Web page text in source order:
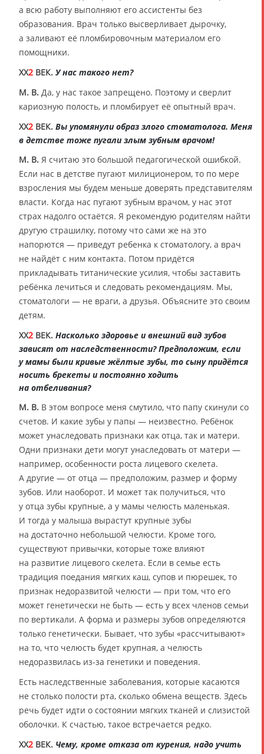
а всю работу выполняют его ассистенты без
образования. Врач только высверливает дырочку,
а заливают её пломбировочным материалом его
помощники.
XX2 ВЕК. У нас такого нет?
М. В. Да, у нас такое запрещено. Поэтому и сверлит
кариозную полость, и пломбирует её опытный врач.
XX2 ВЕК. Вы упомянули образ злого стоматолога. Меня
в детстве тоже пугали злым зубным врачом!
М. В. Я считаю это большой педагогической ошибкой.
Если нас в детстве пугают милиционером, то по мере
взросления мы будем меньше доверять представителям
власти. Когда нас пугают зубным врачом, у нас этот
страх надолго остаётся. Я рекомендую родителям найти
другую страшилку, потому что сами же на это
напорются — приведут ребенка к стоматологу, а врач
не найдёт с ним контакта. Потом придётся
прикладывать титанические усилия, чтобы заставить
ребёнка лечиться и следовать рекомендациям. Мы,
стоматологи — не враги, а друзья. Объясните это своим
детям.
XX2 ВЕК. Насколько здоровье и внешний вид зубов
зависят от наследственности? Предположим, если
у мамы были кривые жёлтые зубы, то сыну придётся
носить брекеты и постоянно ходить
на отбеливания?
М. В. В этом вопросе меня смутило, что папу скинули со
счетов. И какие зубы у папы — неизвестно. Ребёнок
может унаследовать признаки как отца, так и матери.
Одни признаки дети могут унаследовать от матери —
например, особенности роста лицевого скелета.
А другие — от отца — предположим, размер и форму
зубов. Или наоборот. И может так получиться, что
у отца зубы крупные, а у мамы челюсть маленькая.
И тогда у малыша вырастут крупные зубы
на достаточно небольшой челюсти. Кроме того,
существуют привычки, которые тоже влияют
на развитие лицевого скелета. Если в семье есть
традиция поедания мягких каш, супов и пюрешек, то
признак недоразвитой челюсти — при том, что его
может генетически не быть — есть у всех членов семьи
по вертикали. А форма и размеры зубов определяются
только генетически. Бывает, что зубы «рассчитывают»
на то, что челюсть будет крупная, а челюсть
недоразвилась из-за генетики и поведения.
Есть наследственные заболевания, которые касаются
не столько полости рта, сколько обмена веществ. Здесь
речь будет идти о состоянии мягких тканей и слизистой
оболочки. К счастью, такое встречается редко.
XX2 ВЕК. Чему, кроме отказа от курения, надо учить